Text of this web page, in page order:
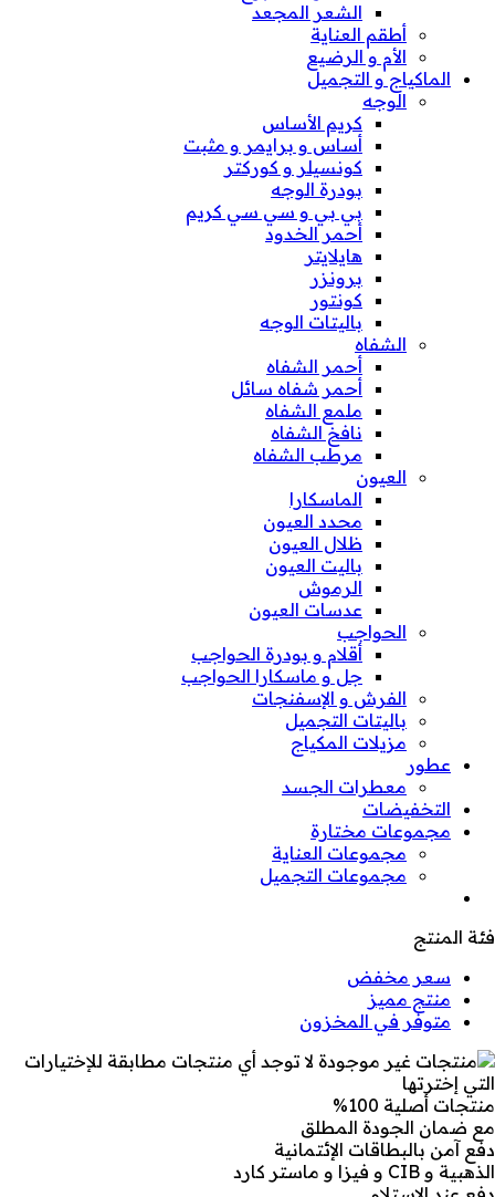
الشعر المجعد
أطقم العناية
الأم و الرضيع
الماكياج و التجميل
الوجه
كريم الأساس
أساس و برايمر و مثبت
كونسيلر و كوركتر
بودرة الوجه
بي بي و سي سي كريم
أحمر الخدود
هايلايتر
برونزر
كونتور
باليتات الوجه
الشفاه
أحمر الشفاه
أحمر شفاه سائل
ملمع الشفاه
نافخ الشفاه
مرطب الشفاه
العيون
الماسكارا
محدد العيون
ظلال العيون
باليت العيون
الرموش
عدسات العيون
الحواجب
أقلام و بودرة الحواجب
جل و ماسكارا الحواجب
الفرش و الإسفنجات
باليتات التجميل
مزيلات المكياج
عطور
معطرات الجسد
التخفيضات
مجموعات مختارة
مجموعات العناية
مجموعات التجميل
فئة المنتج
سعر مخفض
منتج مميز
متوفر في المخزون
لا توجد أي منتجات مطابقة للإختيارات
التي إخترتها
منتجات أصلية 100%
مع ضمان الجودة المطلق
دفع آمن بالبطاقات الإئتمانية
الذهبية و CIB و فيزا و ماستر كارد